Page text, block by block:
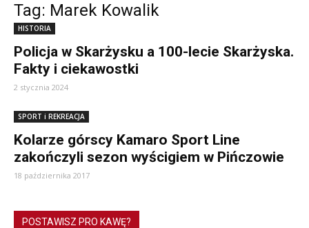
Tag: Marek Kowalik
HISTORIA
Policja w Skarżysku a 100-lecie Skarżyska.
Fakty i ciekawostki
2 stycznia 2024
SPORT i REKREACJA
Kolarze górscy Kamaro Sport Line
zakończyli sezon wyścigiem w Pińczowie
18 października 2017
POSTAWISZ PRO KAWĘ?